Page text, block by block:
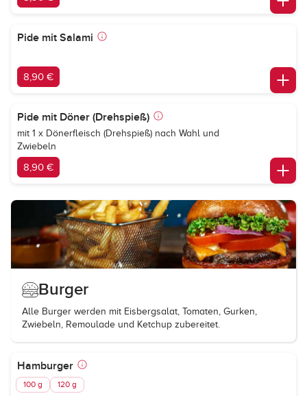
Pide mit Salami
8,90 €
Pide mit Döner (Drehspieß)
mit 1 x Dönerfleisch (Drehspieß) nach Wahl und
Zwiebeln
8,90 €
Burger
Alle Burger werden mit Eisbergsalat, Tomaten, Gurken,
Zwiebeln, Remoulade und Ketchup zubereitet.
Hamburger
100 g 120 g